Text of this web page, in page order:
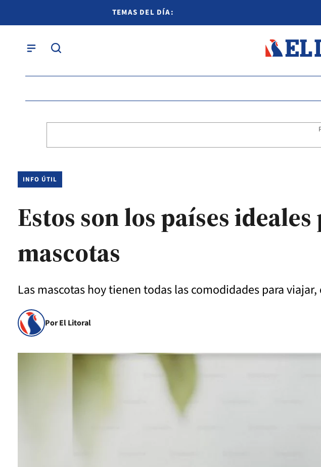
TEMAS DEL DÍA:
INFO ÚTIL
Estos son los países
mascotas
Las mascotas hoy tienen todas las comodidades para
Por El Litoral